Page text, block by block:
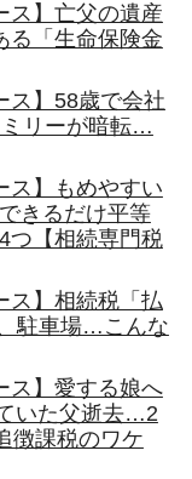
ス】亡父の遺産
る「生命保険金
ス】58歳で会社
リーが暗転…
ス】もめやすい
きるだけ平等
つ【相続専門税
ス】相続税「払
駐車場…こんな
ス】愛する娘へ
いた父逝去…2
徴課税のワケ